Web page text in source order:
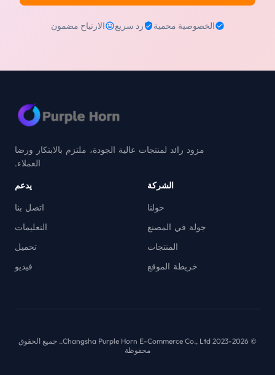
الخصوصية محمية رد سريع الارتياح مضمون
مزود رائد لمنتجات عالية الجودة، ملتزم بالابتكار ورضا
العملاء.
الشركة
حولنا
جولة في المصنع
المنتجات
خريطة الموقع
يدعم
اتصل بنا
التعليمات
تحميل
فيديو
© 2023-2026 Changsha Purple Horn E-Commerce Co., Ltd.. جميع الحقوق
محفوظة